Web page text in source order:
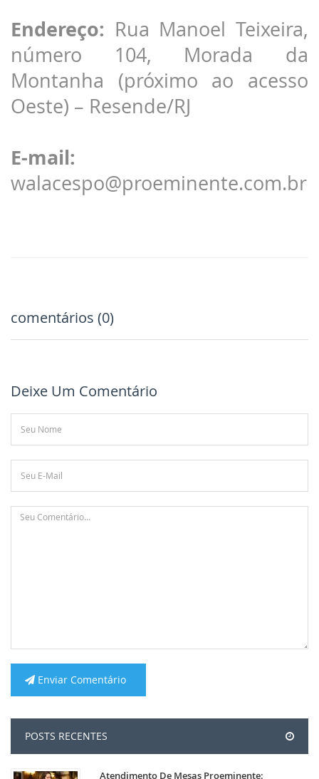
Endereço: Rua Manoel Teixeira,
número 104, Morada da
Montanha (próximo ao acesso
Oeste) – Resende/RJ
E-mail:
walacespo@proeminente.com.br
comentários (0)
Deixe Um Comentário
POSTS RECENTES
Atendimento De Mesas Proeminente: